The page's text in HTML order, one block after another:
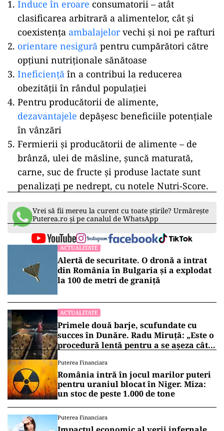
Induce în eroare consumatorii – atât
clasificarea arbitrară a alimentelor, cât și
coexistența ambalajelorvechi și noi pe rafturi
orientare nesigură pentru cumpărători către
opțiuni nutriționale sănătoase
Ineficiență în a contribui la reducerea
obezității în rândul populației
Pentru producătorii de alimente,
dezavantajele depășesc beneficiile potențiale
în vânzări
Fermierii și producătorii de alimente – de
brânză, ulei de măsline, șuncă maturată,
carne, suc de fructe și produse lactate sunt
penalizați pe nedrept, cu notele Nutri-Score.
Vrei să fii mereu la curent cu toate știrile? Urmărește
Puterea.ro și pe canalul de WhatsApp
ACTUALITATE
Alertă de securitate. O dronă a intrat
din România în Bulgaria şi a explodat
la 100 de metri de graniţă
ACTUALITATE
Primele două barje, scufundate cu
succes în Dunăre. Radu Miruță: „Este o
procedură lentă pentru a se așeza cât
Puterea Financiara
România intră în jocul marilor puteri
pentru uraniul blocat în Niger. Miza:
un stoc de peste 1.000 de tone
Puterea Financiara